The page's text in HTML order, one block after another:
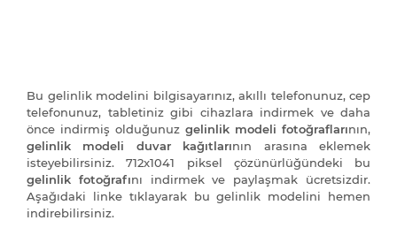
Bu gelinlik modelini bilgisayarınız, akıllı telefonunuz, cep
telefonunuz, tabletiniz gibi cihazlara indirmek ve daha
önce indirmiş olduğunuz gelinlik modeli fotoğraflarının,
gelinlik modeli duvar kağıtlarının arasına eklemek
isteyebilirsiniz. 712x1041 piksel çözünürlüğündeki bu
gelinlik fotoğrafını indirmek ve paylaşmak ücretsizdir.
Aşağıdaki linke tıklayarak bu gelinlik modelini hemen
indirebilirsiniz.